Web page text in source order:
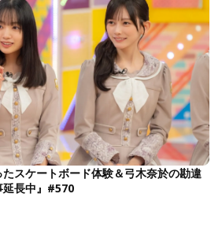
スケートボード体験＆弓木奈於の勘違
延長中』#570